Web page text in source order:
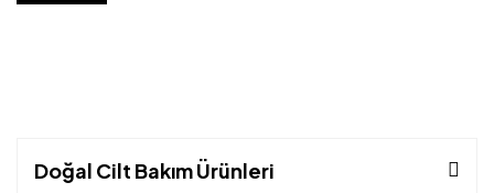
Doğal Cilt Bakım Ürünleri